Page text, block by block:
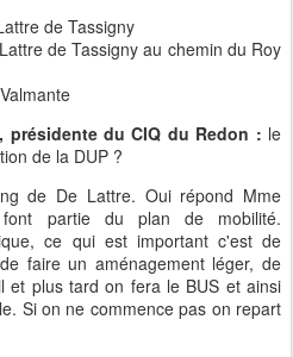
de Tassigny
de Tassigny au chemin du Roy
présidente du CIQ du Redon : le
de la DUP ?
de De Lattre. Oui répond Mme
partie du plan de mobilité.
ce qui est important c'est de
faire un aménagement léger, de
et plus tard on fera le BUS et ainsi
Si on ne commence pas on repart